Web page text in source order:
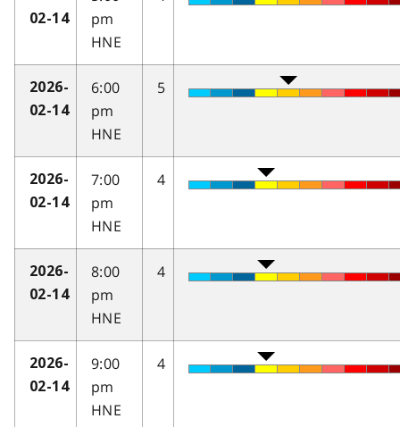
02-14
pm
HNE
2026-
02-14
6:00
pm
HNE
5
2026-
02-14
7:00
pm
HNE
4
2026-
02-14
8:00
pm
HNE
4
2026-
02-14
9:00
pm
HNE
4